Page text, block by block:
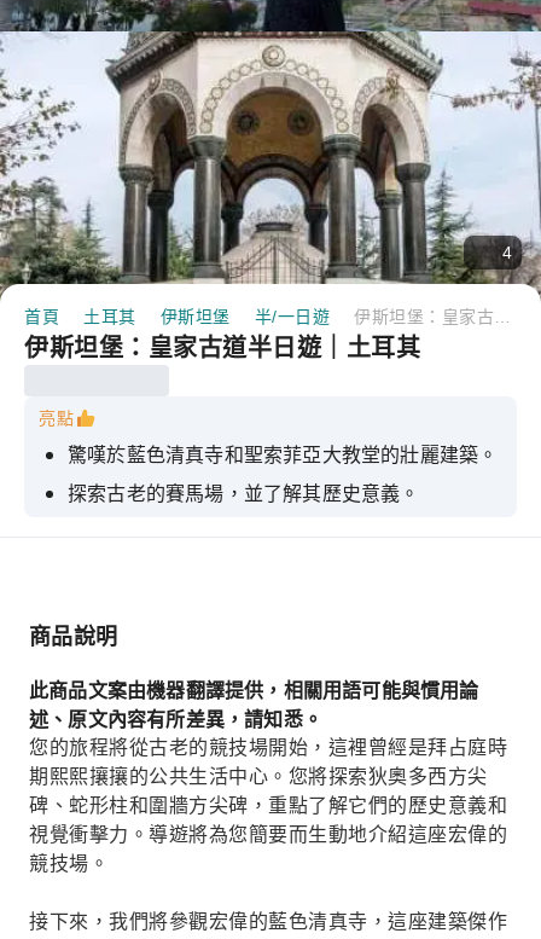
4
首頁 土耳其 伊斯坦堡 半/一日遊
伊斯坦堡：皇家古道半日遊｜土耳其
亮點
驚嘆於藍色清真寺和聖索菲亞大教堂的壯麗建築。
探索古老的賽馬場，並了解其歷史意義。
漫步於熙熙攘攘的大巴扎，沉浸在其熱鬧的氛圍
合
商品說明
此商品文案由機器翻譯提供，相關用語可能與慣用論
述、原文內容有所差異，請知悉。
您的旅程將從古老的競技場開始，這裡曾經是拜占庭時
期熙熙攘攘的公共生活中心。您將探索狄奧多西方尖
碑、蛇形柱和圍牆方尖碑，重點了解它們的歷史意義和
視覺衝擊力。導遊將為您簡要而生動地介紹這座宏偉的
競技場。
接下來，我們將參觀宏偉的藍色清真寺，這座建築傑作